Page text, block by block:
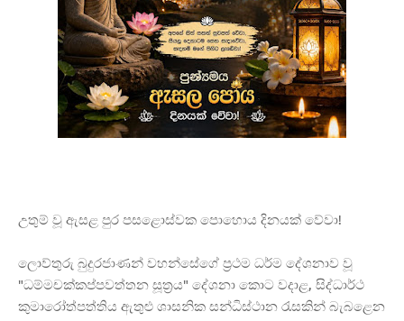
උතුම් වූ ඇසළ පුර පසළොස්වක පොහොය දිනයක් වේවා!
​ලොව්තුරු බුදුරජාණන් වහන්සේගේ ප්රථම ධර්ම දේශනාව වූ
"ධම්මචක්කප්පවත්තන සූත්රය" දේශනා කොට වදාළ, සිද්ධාර්ථ
කුමාරෝත්පත්තිය ඇතුළු ශාසනික සන්ධිස්ථාන රැසකින් බැබළෙන